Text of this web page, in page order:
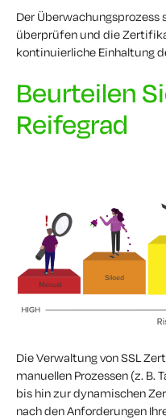
Der Überwachungsprozess
überprüfen und die
kontinuierliche Einhaltung
Beurteilen
Reifegrad
Die Verwaltung von SSL
manuellen Prozessen (z. B.
bis hin zur dynamischen
nach den Anforderungen